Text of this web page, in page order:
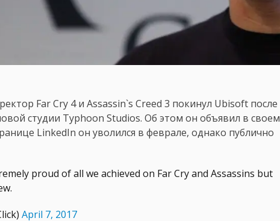
Far Cry 4 и Assassin`s Creed 3 покинул Ubisoft после
студии Typhoon Studios. Об этом он объявил в своем
LinkedIn он уволился в феврале, однако публично
proud of all we achieved on Far Cry and Assassins but
April 7, 2017